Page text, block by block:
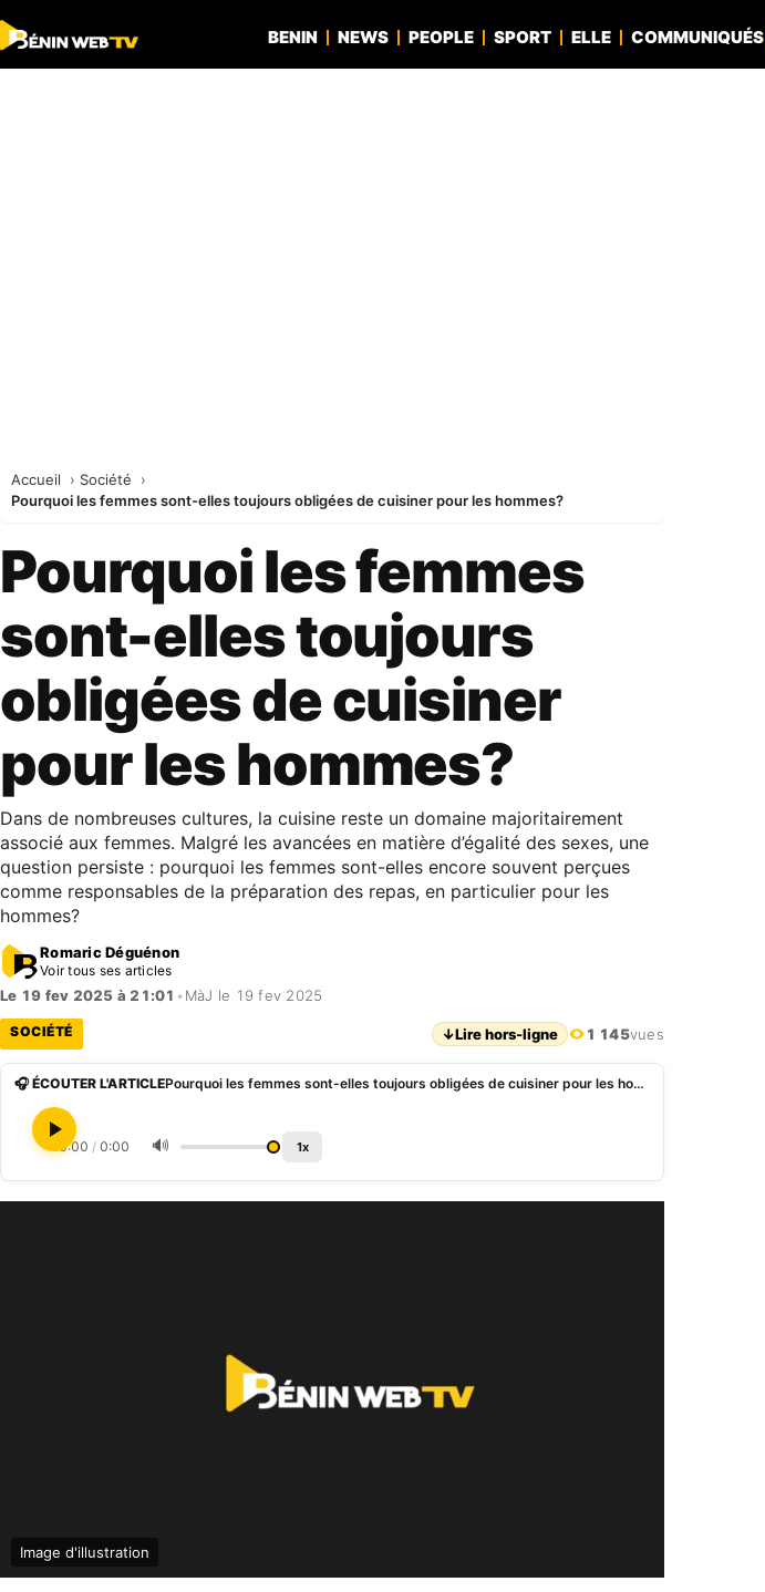
BENIN NEWS PEOPLE SPORT ELLE COMMUNIQUÉS
Accueil
Société
Pourquoi les femmes sont-elles toujours obligées de cuisiner pour les hommes?
Pourquoi les femmes
sont-elles toujours
obligées de cuisiner
pour les hommes?
Dans de nombreuses cultures, la cuisine reste un domaine majoritairement
associé aux femmes. Malgré les avancées en matière d’égalité des sexes, une
question persiste : pourquoi les femmes sont-elles encore souvent perçues
comme responsables de la préparation des repas, en particulier pour les
hommes?
Romaric Déguénon
Voir tous ses articles
Le 19 fev 2025 à 21:01 • MàJ le 19 fev 2025
SOCIÉTÉ ↓Lire hors-ligne 1 145vues
🎧 ÉCOUTER L'ARTICLE Pourquoi les femmes sont-elles toujours obligées de cuisiner pour les hommes?
0:00 / 0:00 🔊 1x
Image d'illustration